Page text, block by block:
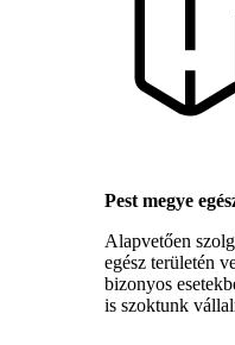
Pest megye
Alapvetően
egész területén
bizonyos
is szoktunk